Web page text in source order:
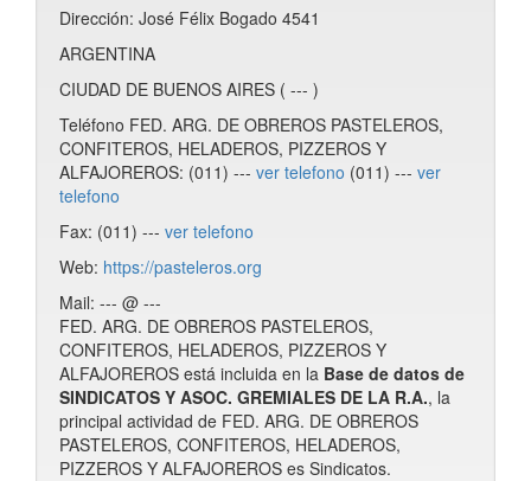
Dirección: José Félix Bogado 4541
ARGENTINA
CIUDAD DE BUENOS AIRES ( --- )
Teléfono FED. ARG. DE OBREROS PASTELEROS,
CONFITEROS, HELADEROS, PIZZEROS Y
ALFAJOREROS: (011) --- ver telefono (011) --- ver
telefono
Fax: (011) --- ver telefono
Web: https://pasteleros.org
Mail: --- @ ---
FED. ARG. DE OBREROS PASTELEROS,
CONFITEROS, HELADEROS, PIZZEROS Y
ALFAJOREROS está incluida en la Base de datos de
SINDICATOS Y ASOC. GREMIALES DE LA R.A., la
principal actividad de FED. ARG. DE OBREROS
PASTELEROS, CONFITEROS, HELADEROS,
PIZZEROS Y ALFAJOREROS es Sindicatos.